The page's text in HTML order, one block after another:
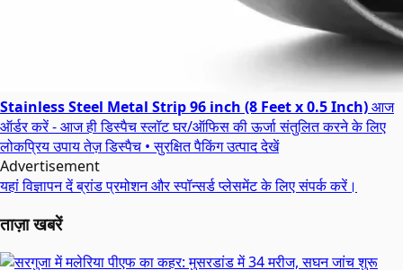
Stainless Steel Metal Strip 96 inch (8 Feet x 0.5 Inch)आज
ऑर्डर करें - आज ही डिस्पैच स्लॉटघर/ऑफिस की ऊर्जा संतुलित करने के लिए
लोकप्रिय उपायतेज़ डिस्पैच • सुरक्षित पैकिंगउत्पाद देखें
Advertisement
यहां विज्ञापन देंब्रांड प्रमोशन और स्पॉन्सर्ड प्लेसमेंट के लिए संपर्क करें।
ताज़ा खबरें